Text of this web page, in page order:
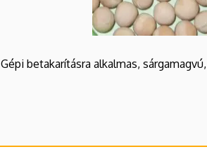
Gépi betakarításra alkalmas,